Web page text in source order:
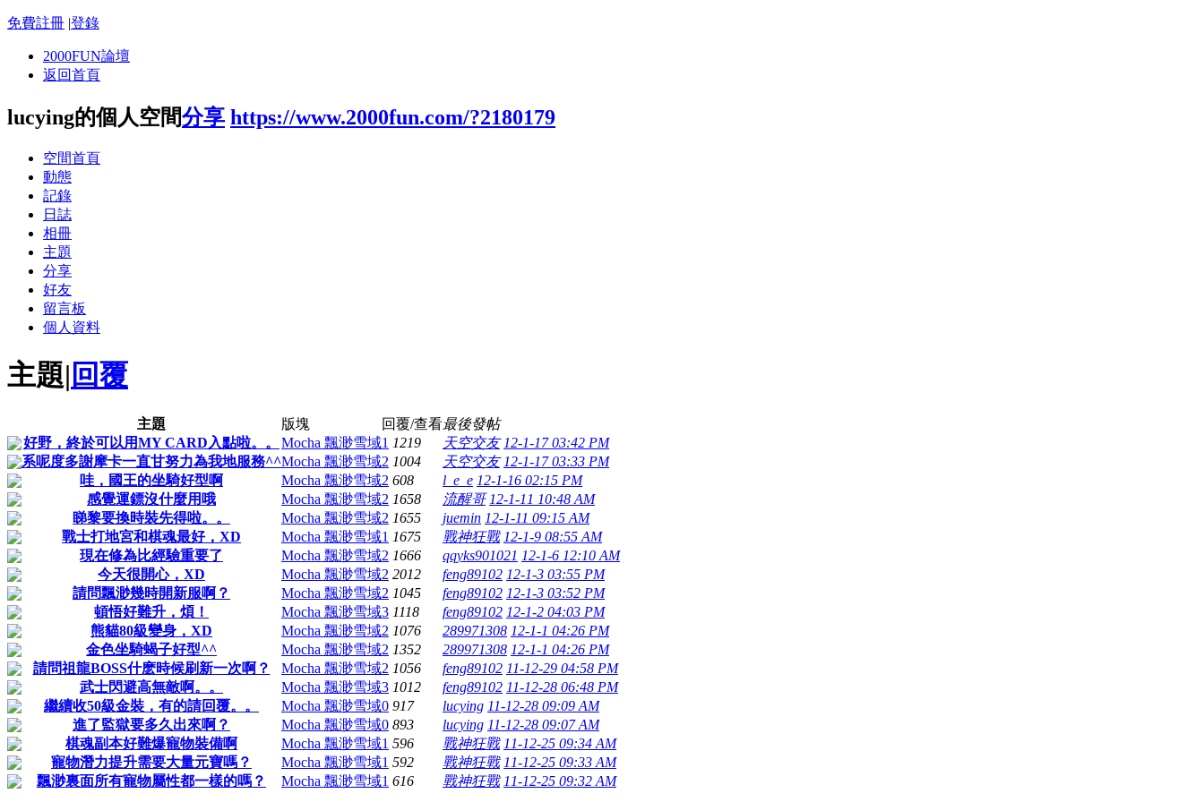
免費註冊 |登錄
2000FUN論壇
返回首頁
lucying的個人空間分享 https://www.2000fun.com/?2180179
空間首頁
動態
記錄
日誌
相冊
主題
分享
好友
留言板
個人資料
主題| 回覆
主題 版塊 回覆/查看最後發帖
好野，終於可以用MY CARD入點啦。。
Mocha 飄渺雪域1 1219 天空交友 12-1-17 03:42 PM
系呢度多謝摩卡一直甘努力為我地服務^^Mocha 飄渺雪域2 1004 天空交友 12-1-17 03:33 PM
哇，國王的坐騎好型啊
Mocha 飄渺雪域2 608 l_e_e 12-1-16 02:15 PM
感覺運鏢沒什麼用哦
Mocha 飄渺雪域2 1658 流醒哥 12-1-11 10:48 AM
睇黎要換時裝先得啦。。
Mocha 飄渺雪域2 1655 juemin 12-1-11 09:15 AM
戰士打地宮和棋魂最好，XD
Mocha 飄渺雪域1 1675 戰神狂戰 12-1-9 08:55 AM
現在修為比經驗重要了
Mocha 飄渺雪域2 1666 qqyks901021 12-1-6 12:10 AM
今天很開心，XD
Mocha 飄渺雪域2 2012 feng89102 12-1-3 03:55 PM
請問飄渺幾時開新服啊？
Mocha 飄渺雪域2 1045 feng89102 12-1-3 03:52 PM
頓悟好難升，煩！
Mocha 飄渺雪域3 1118 feng89102 12-1-2 04:03 PM
熊貓80級變身，XD
Mocha 飄渺雪域2 1076 289971308 12-1-1 04:26 PM
金色坐騎蝎子好型^^
Mocha 飄渺雪域2 1352 289971308 12-1-1 04:26 PM
請問祖龍BOSS什麽時候刷新一次啊？
Mocha 飄渺雪域2 1056 feng89102 11-12-29 04:58 PM
武士閃避高無敵啊。。
Mocha 飄渺雪域3 1012 feng89102 11-12-28 06:48 PM
繼續收50級金裝，有的請回覆。。
Mocha 飄渺雪域0 917 lucying 11-12-28 09:09 AM
進了監獄要多久出來啊？
Mocha 飄渺雪域0 893 lucying 11-12-28 09:07 AM
棋魂副本好難爆寵物裝備啊
Mocha 飄渺雪域1 596 戰神狂戰 11-12-25 09:34 AM
寵物潛力提升需要大量元寶嗎？
Mocha 飄渺雪域1 592 戰神狂戰 11-12-25 09:33 AM
飄渺裏面所有寵物屬性都一樣的嗎？
Mocha 飄渺雪域1 616 戰神狂戰 11-12-25 09:32 AM